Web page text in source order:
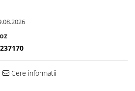
Cere informatii